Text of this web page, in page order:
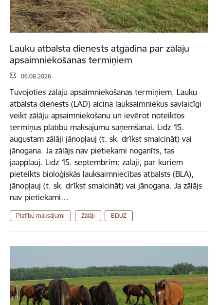
Lauku atbalsta dienests atgādina par zālāju
apsaimniekošanas termiņiem
06.08.2026.
Tuvojoties zālāju apsaimniekošanas termiņiem, Lauku
atbalsta dienests (LAD) aicina lauksaimniekus savlaicīgi
veikt zālāju apsaimniekošanu un ievērot noteiktos
termiņus platību maksājumu saņemšanai. Līdz 15.
augustam zālāji jānopļauj (t. sk. drīkst smalcināt) vai
jānogana. Ja zālājs nav pietiekami noganīts, tas
jāappļauj. Līdz 15. septembrim: zālāji, par kuriem
pieteikts bioloģiskās lauksaimniecības atbalsts (BLA),
jānopļauj (t. sk. drīkst smalcināt) vai jānogana. Ja zālājs
nav pietiekami…
Platību maksājumi Zālāji BDUZ